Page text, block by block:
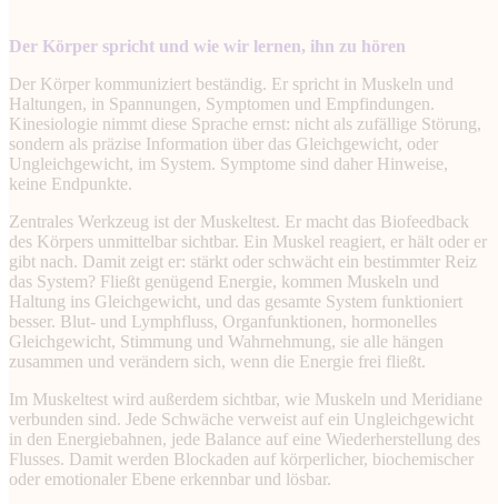
Der Körper spricht und wie wir lernen, ihn zu hören
Der Körper kommuniziert beständig. Er spricht in Muskeln und
Haltungen, in Spannungen, Symptomen und Empfindungen.
Kinesiologie nimmt diese Sprache ernst: nicht als zufällige Störung,
sondern als präzise Information über das Gleichgewicht, oder
Ungleichgewicht, im System. Symptome sind daher Hinweise,
keine Endpunkte.
Zentrales Werkzeug ist der Muskeltest. Er macht das Biofeedback
des Körpers unmittelbar sichtbar. Ein Muskel reagiert, er hält oder er
gibt nach. Damit zeigt er: stärkt oder schwächt ein bestimmter Reiz
das System? Fließt genügend Energie, kommen Muskeln und
Haltung ins Gleichgewicht, und das gesamte System funktioniert
besser. Blut- und Lymphfluss, Organfunktionen, hormonelles
Gleichgewicht, Stimmung und Wahrnehmung, sie alle hängen
zusammen und verändern sich, wenn die Energie frei fließt.
Im Muskeltest wird außerdem sichtbar, wie Muskeln und Meridiane
verbunden sind. Jede Schwäche verweist auf ein Ungleichgewicht
in den Energiebahnen, jede Balance auf eine Wiederherstellung des
Flusses. Damit werden Blockaden auf körperlicher, biochemischer
oder emotionaler Ebene erkennbar und lösbar.